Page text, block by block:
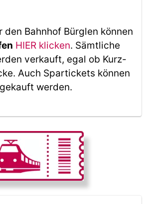
den Bahnhof Bürglen können
HIER klicken. Sämtliche
verkauft, egal ob Kurz-
Auch Spartickets können
werden.